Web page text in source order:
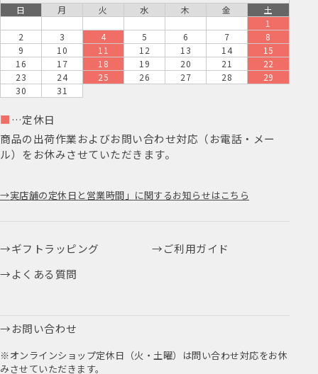
日 月 火 水 木 金
土
1
2
3 4 5 6 7
8
9
10 11 12 13 14
15
16
17 18 19 20 21
22
23
24 25 26 27 28
29
30
31
■ …定休日
商品の出荷作業およびお問い合わせ対応（お電話・メー
ル）をお休みさせていただきます。
実店舗の定休日と営業時間」に関するお知らせはこちら
ギフトラッピング
ご利用ガイド
よくある質問
お問い合わせ
※オンラインショップ定休日（火・土曜）は問い合わせ対応をお休
みさせていただきます。